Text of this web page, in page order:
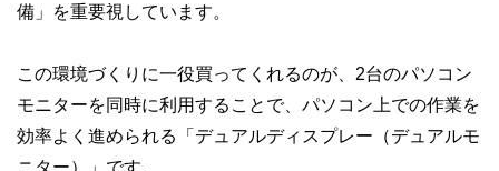
備」を重要視しています。
この環境づくりに一役買ってくれるのが、2台のパソコン
モニターを同時に利用することで、パソコン上での作業を
効率よく進められる「デュアルディスプレー（デュアルモ
ニター）」です。